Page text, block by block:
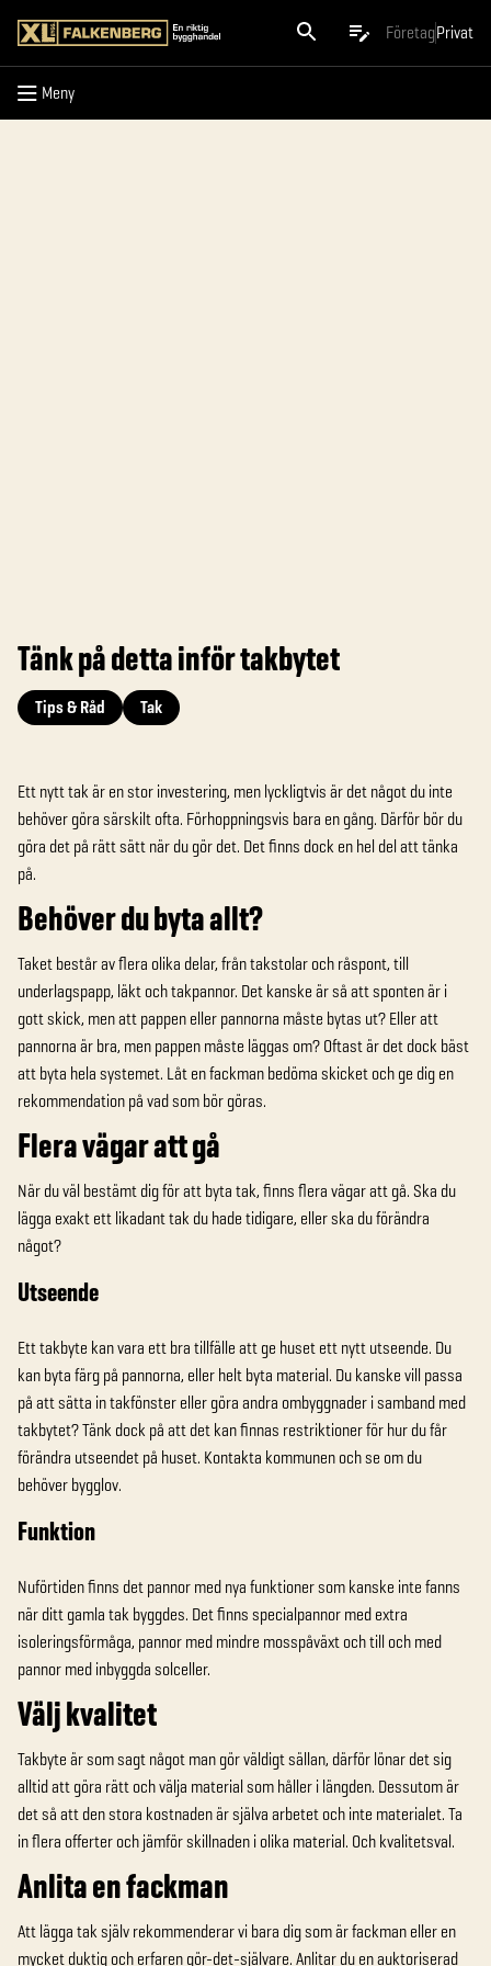
FöretagPrivat
Meny
Meny
Tänk på detta inför takbytet
Tips & Råd Tak
Ett nytt tak är en stor investering, men lyckligtvis är det något du inte
behöver göra särskilt ofta. Förhoppningsvis bara en gång. Därför bör du
göra det på rätt sätt när du gör det. Det finns dock en hel del att tänka
på.
Behöver du byta allt?
Taket består av flera olika delar, från takstolar och råspont, till
underlagspapp, läkt och takpannor. Det kanske är så att sponten är i
gott skick, men att pappen eller pannorna måste bytas ut? Eller att
pannorna är bra, men pappen måste läggas om? Oftast är det dock bäst
att byta hela systemet. Låt en fackman bedöma skicket och ge dig en
rekommendation på vad som bör göras.
Flera vägar att gå
När du väl bestämt dig för att byta tak, finns flera vägar att gå. Ska du
lägga exakt ett likadant tak du hade tidigare, eller ska du förändra
något?
Utseende
Ett takbyte kan vara ett bra tillfälle att ge huset ett nytt utseende. Du
kan byta färg på pannorna, eller helt byta material. Du kanske vill passa
på att sätta in takfönster eller göra andra ombyggnader i samband med
takbytet? Tänk dock på att det kan finnas restriktioner för hur du får
förändra utseendet på huset. Kontakta kommunen och se om du
behöver bygglov.
Funktion
Nuförtiden finns det pannor med nya funktioner som kanske inte fanns
när ditt gamla tak byggdes. Det finns specialpannor med extra
isoleringsförmåga, pannor med mindre mosspåväxt och till och med
pannor med inbyggda solceller.
Välj kvalitet
Takbyte är som sagt något man gör väldigt sällan, därför lönar det sig
alltid att göra rätt och välja material som håller i längden. Dessutom är
det så att den stora kostnaden är själva arbetet och inte materialet. Ta
in flera offerter och jämför skillnaden i olika material. Och kvalitetsval.
Anlita en fackman
Att lägga tak själv rekommenderar vi bara dig som är fackman eller en
mycket duktig och erfaren gör-det-självare. Anlitar du en auktoriserad